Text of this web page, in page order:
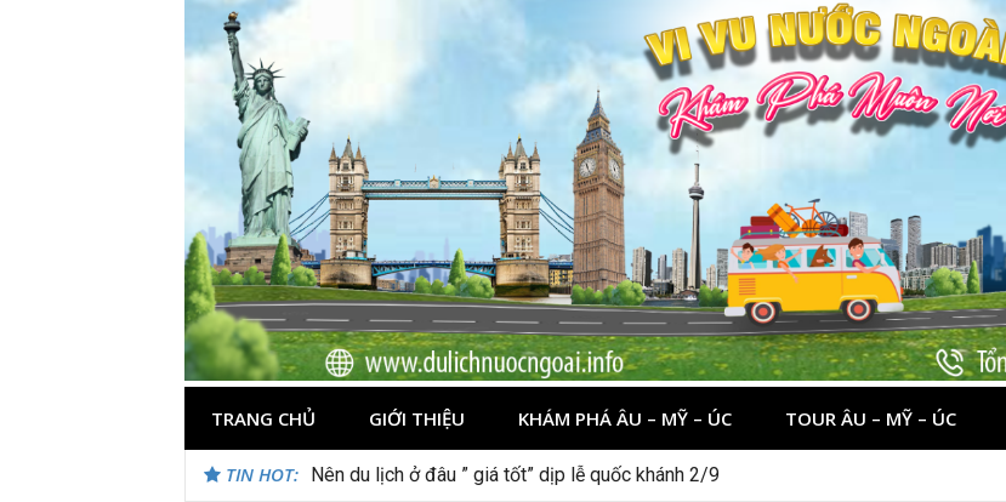
TRANG CHỦ GIỚI THIỆU KHÁM PHÁ ÂU – MỸ – ÚC TOUR ÂU – MỸ – ÚC
TIN HOT: Nên du lịch ở đâu ” giá tốt” dịp lễ quốc khánh 2/9